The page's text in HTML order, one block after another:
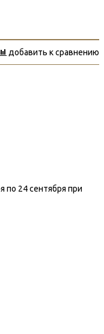
добавить к сравнению
по 24 сентября при